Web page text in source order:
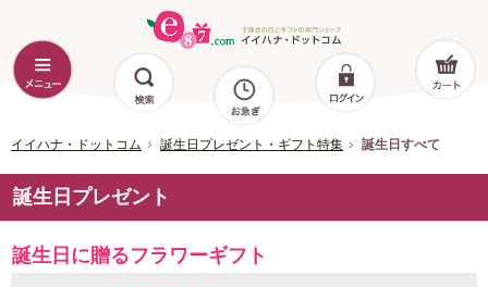
イイハナ・ドットコム 誕生日プレゼント・ギフト特集 誕生日すべて
誕生日プレゼント
誕生日に贈るフラワーギフト